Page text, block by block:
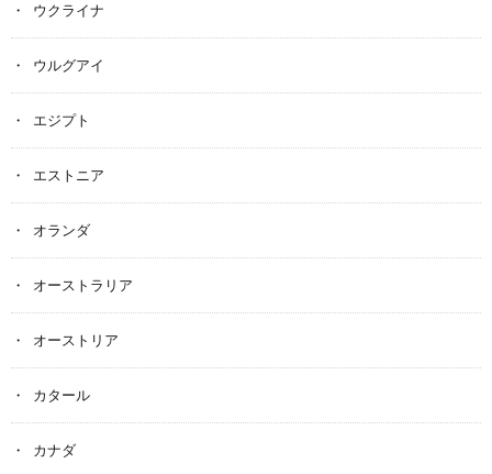
ウクライナ
ウルグアイ
エジプト
エストニア
オランダ
オーストラリア
オーストリア
カタール
カナダ